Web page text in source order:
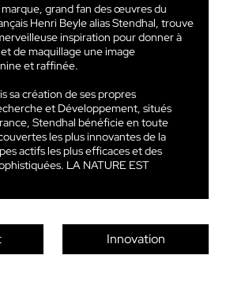
grand fan des œuvres du
Henri Beyle alias Stendhal, trouve
inspiration pour donner à
de maquillage une image
et raffinée.
sa création de ses propres
et Développement, situés
Stendhal bénéficie en toute
les plus innovantes de la
actifs les plus efficaces et des
LA NATURE EST
Innovation